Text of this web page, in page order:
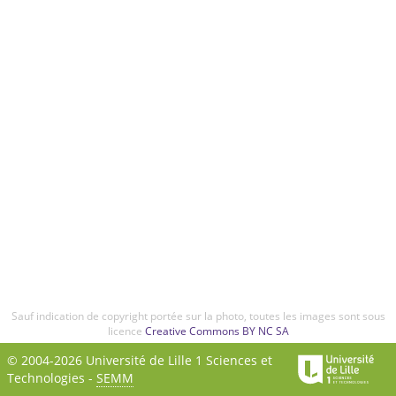
Sauf indication de copyright portée sur la photo, toutes les images sont sous
licence Creative Commons BY NC SA
© 2004-2026 Université de Lille 1 Sciences et
Technologies - SEMM